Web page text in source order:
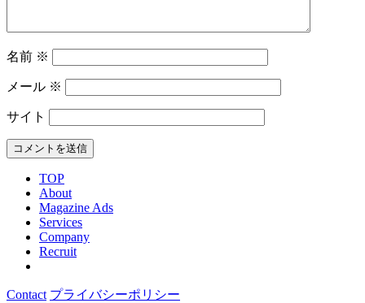
名前 ※
メール ※
サイト
TOP
About
Magazine Ads
Services
Company
Recruit
Contact プライバシーポリシー